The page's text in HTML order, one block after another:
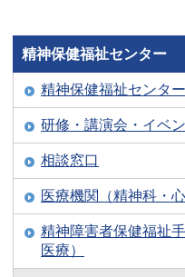
精神保健福祉センター
精神保健福祉センタ
研修・講演会・イベ
相談窓口
医療機関（精神科・心
精神障害者保健福祉
医療）